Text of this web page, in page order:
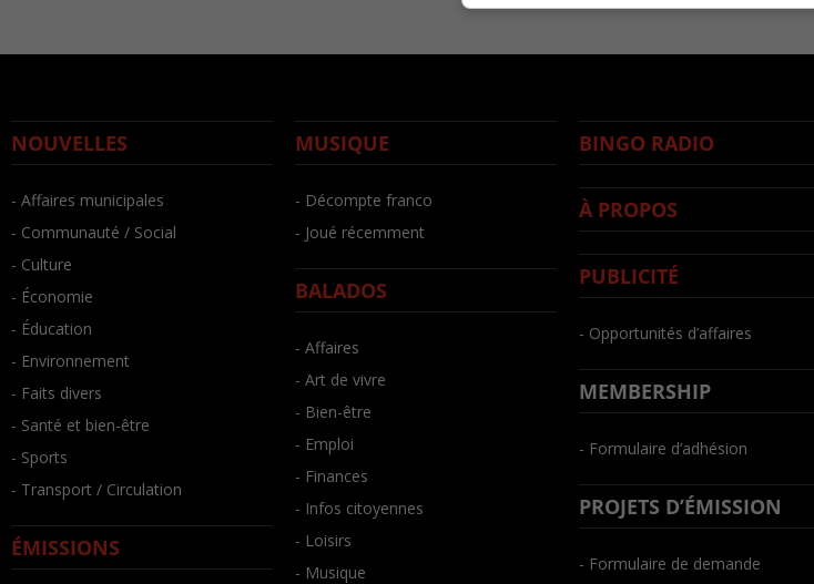
NOUVELLES
- Affaires municipales
- Communauté / Social
- Culture
- Économie
- Éducation
- Environnement
- Faits divers
- Santé et bien-être
- Sports
- Transport / Circulation
ÉMISSIONS
MUSIQUE
- Décompte franco
- Joué récemment
BALADOS
- Affaires
- Art de vivre
- Bien-être
- Emploi
- Finances
- Infos citoyennes
- Loisirs
- Musique
BINGO RADIO
À PROPOS
PUBLICITÉ
- Opportunités d’affaires
MEMBERSHIP
- Formulaire d’adhésion
PROJETS D’ÉMISSION
- Formulaire de demande